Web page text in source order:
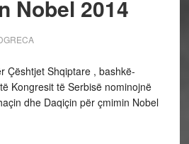
Nobel 2014
Çështjet Shqiptare , bashkë-
Kongresit të Serbisë nominojnë
dhe Daqiçin për çmimin Nobel